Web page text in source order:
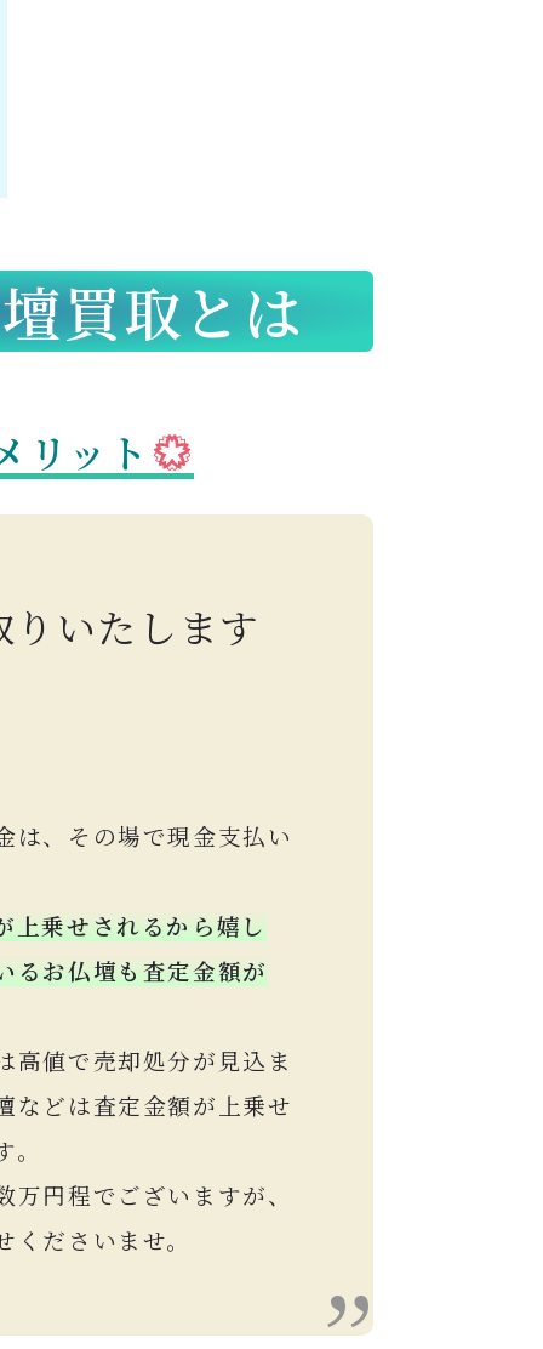
買取とは
リット
いたします
は、その場で現金支払い
上乗せされるから嬉し
るお仏壇も査定金額が
高値で売却処分が見込ま
などは査定金額が上乗せ
円程でございますが、
ださいませ。